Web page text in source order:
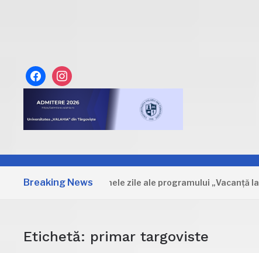
facebookinstagram
Breaking News
Dâmbovița: Primele zile ale programului „Vacanță la muzeu”
Etichetă: primar targoviste